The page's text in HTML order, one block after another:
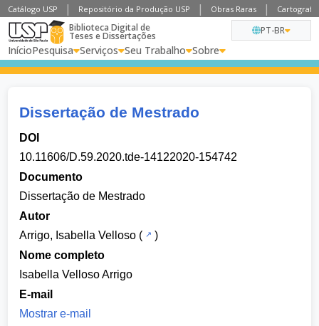
Catálogo USP Repositório da Produção USP Obras Raras
Biblioteca Digital de
Teses e Dissertações
InícioPesquisa Serviços Seu Trabalho Sobre
PT-BR
Dissertação de Mestrado
DOI
10.11606/D.59.2020.tde-14122020-154742
Documento
Dissertação de Mestrado
Autor
Arrigo, Isabella Velloso (
)
Nome completo
Isabella Velloso Arrigo
E-mail
Mostrar e-mail